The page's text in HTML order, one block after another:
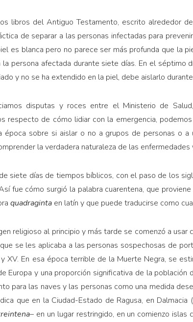
libros del Antiguo Tes­tamento, escrito alrededor
de sepa­rar a las personas infectadas para
es blanca pero no parece ser más profunda que la
persona afectada durante siete días. En el séptimo
y no se ha extendido en la piel, debe aislarlo
disputas y roces en­tre el Ministerio de
respecto de cómo lidiar con la emergencia,
época sobre si aislar o no a grupos de personas o a
la verdadera naturaleza de las
siete días de tiempos bíblicos, con el paso de los
fue cómo surgió la palabra cuarentena, que
quadraginta en latín y que puede traducirse como
religioso al principio y más tarde se comenzó a
se les aplicaba a las personas sospechosas de
XV. En esa época terrible de la Muerte Negra, se
Europa y una proporción significativa de la población
para las naves y las perso­nas como una medida
que en la Ciu­dad-Estado de Ragusa, en Dalmacia
– en un lugar restringido, en un comienzo islas